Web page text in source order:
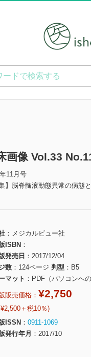
画像 Vol.33
11月号
集】脳脊髄液動態異常の病
メジカルビュー社
ISBN
発売日
2017/12/04
数
124ページ 判型
B5
マット
PDF（パソコンへ
販売価格： ¥2,750
＋税10％)
ISSN
0911-1069
発行年月
2017/10